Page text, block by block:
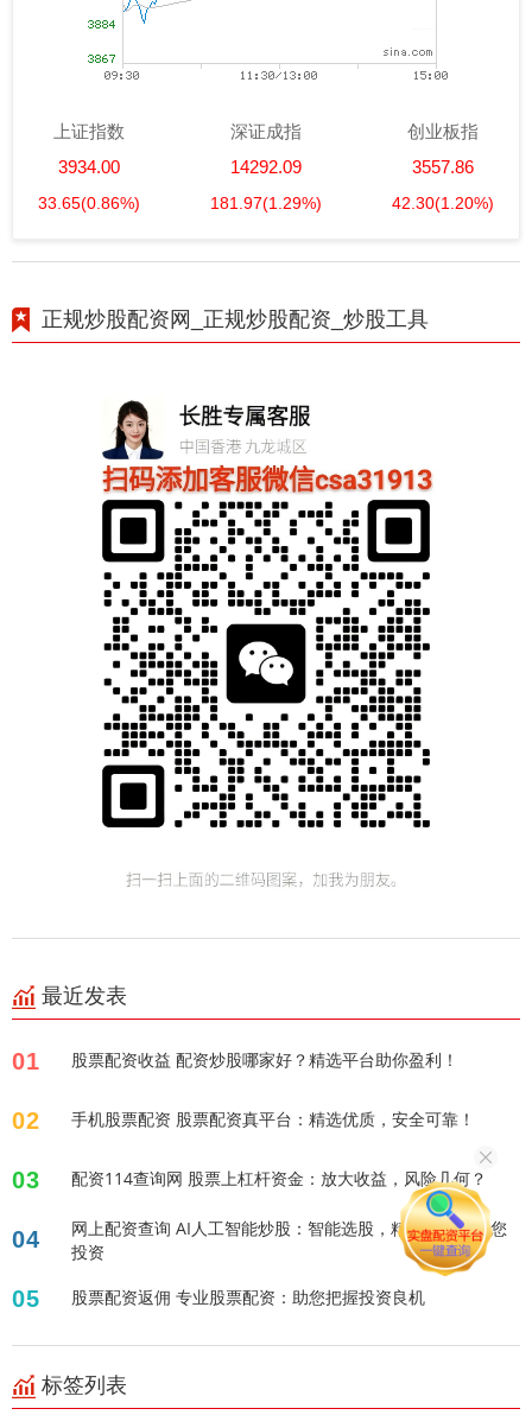
上证指数
3934.00
33.65(0.86%)
深证成指
14292.09
181.97(1.29%)
创业板指
3557.86
42.30(1.20%)
正规炒股配资网_正规炒股配资_炒股工具
最近发表
01 股票配资收益 配资炒股哪家好？精选平台助你盈利！
02 手机股票配资 股票配资真平台：精选优质，安全可靠！
03 配资114查询网 股票上杠杆资金：放大收益，风险几何？
04
网上配资查询 AI人工智能炒股：智能选股，精准预测，助您
投资
05 股票配资返佣 专业股票配资：助您把握投资良机
标签列表